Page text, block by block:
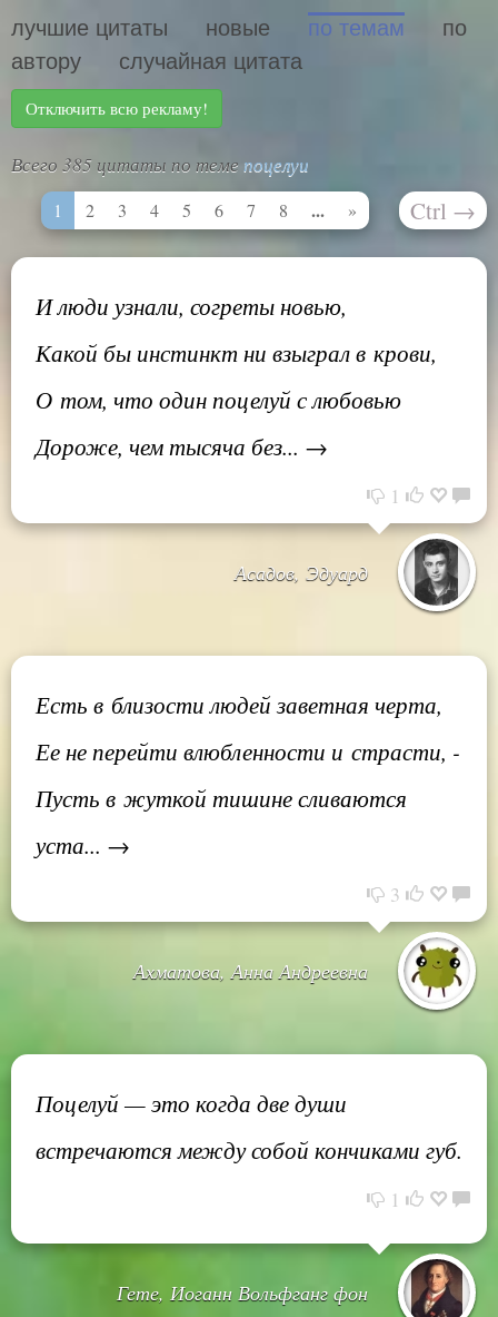
лучшие цитаты новые по темам
по
автору
случайная цитата
Отключить всю рекламу!
Всего 385 цитаты по теме поцелуи
1 2 3 4 5 6 7 8 ... » Ctrl →
И люди узнали, согреты новью,
Какой бы инстинкт ни взыграл в крови,
О том, что один поцелуй с любовью
Дороже, чем тысяча без... →
1
Асадов, Эдуард
Есть в близости людей заветная черта,
Ее не перейти влюбленности и страсти, -
Пусть в жуткой тишине сливаются
уста... →
3
Ахматова, Анна Андреевна
Поцелуй — это когда две души
встречаются между собой кончиками губ.
1
Гете, Иоганн Вольфганг фон